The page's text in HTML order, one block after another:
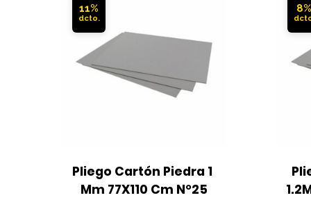
11%
Pliego Cartón Piedra 1
Mm 77X110 Cm N°25
8%